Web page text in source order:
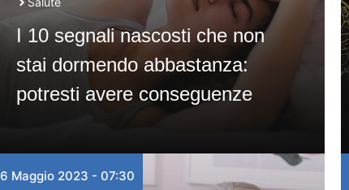
I 10 segnali nascosti che non
stai dormendo abbastanza:
potresti avere conseguenze
6 Maggio 2023 - 07:30